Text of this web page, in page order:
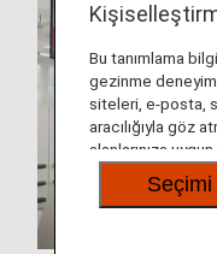
Bu tanımlama
gezinme deneyimi
siteleri, e-posta,
aracılığıyla göz
alanlarınıza